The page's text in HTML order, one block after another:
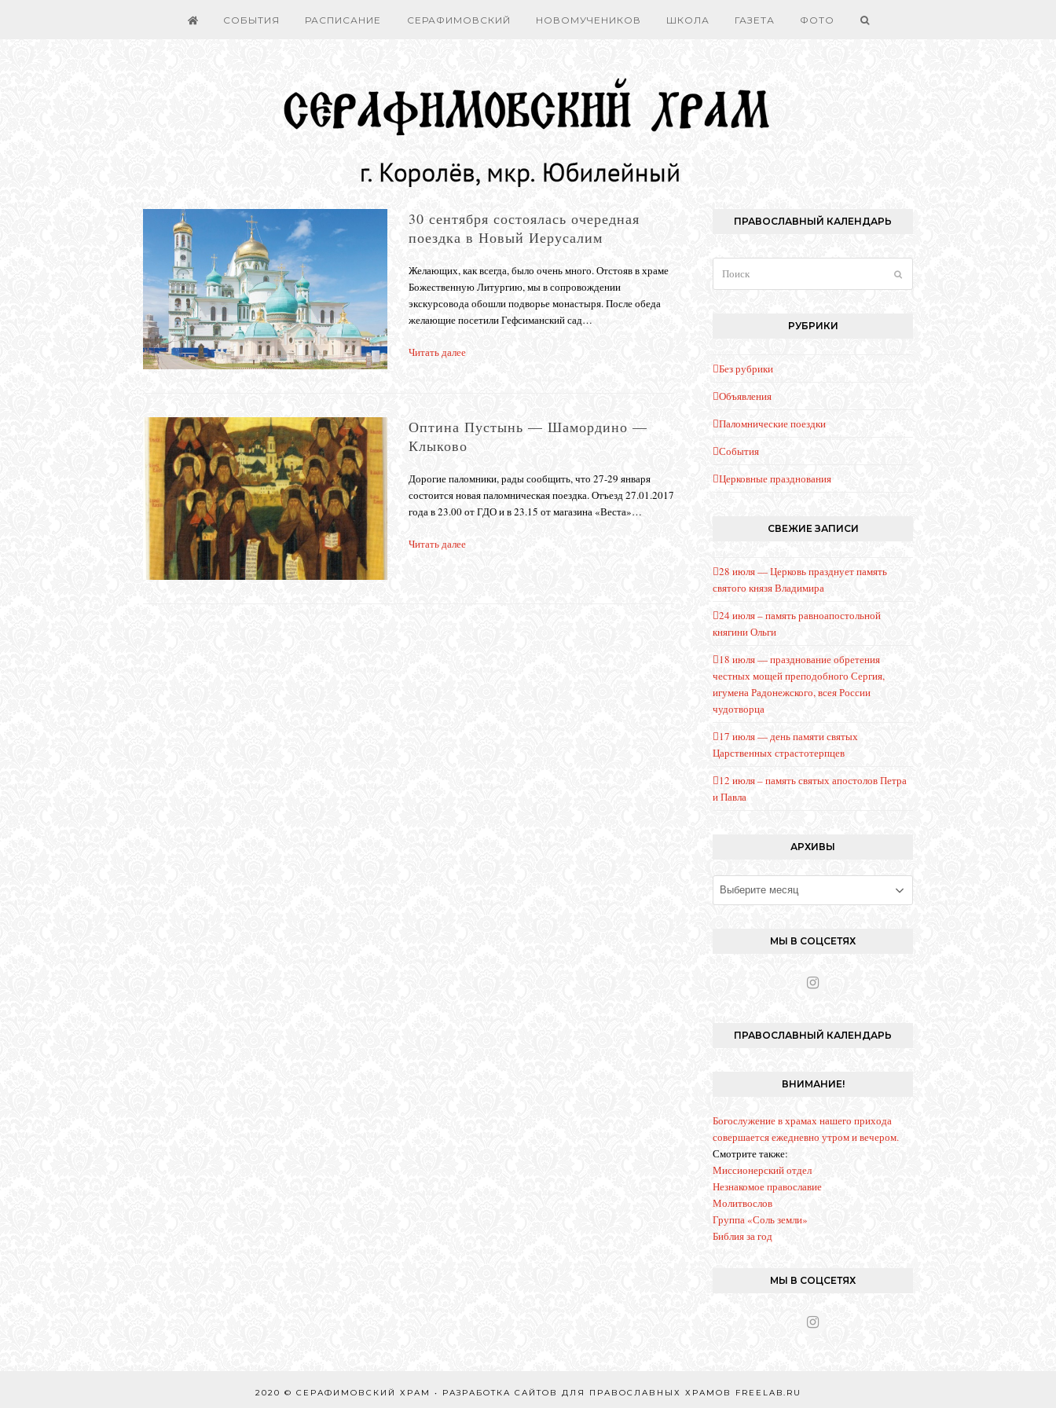
СОБЫТИЯ РАСПИСАНИЕ СЕРАФИМОВСКИЙ НОВОМУЧЕНИКОВ ШКОЛА ГАЗЕТА ФОТО
30 сентября состоялась очередная
поездка в Новый Иерусалим
Желающих, как всегда, было очень много. Отстояв в храме
Божественную Литургию, мы в сопровождении
экскурсовода обо­шли подворье монастыря. После обеда
желающие посетили Гефсиманский сад…
Читать далее
Оптина Пустынь — Шамордино —
Клыково
Дорогие паломники, рады сообщить, что 27-29 января
состоится новая паломническая поездка. Отъезд 27.01.2017
года в 23.00 от ГДО и в 23.15 от магазина «Веста»…
Читать далее
ПРАВОСЛАВНЫЙ КАЛЕНДАРЬ
РУБРИКИ
Без рубрики
Объявления
Паломнические поездки
События
Церковные празднования
СВЕЖИЕ ЗАПИСИ
28 июля — Церковь празднует память
святого князя Владимира
24 июля – память равноапостольной
княгини Ольги
18 июля — празднование обретения
честных мощей преподобного Сергия,
игумена Радонежского, всея России
чудотворца
17 июля — день памяти святых
Царственных страстотерпцев
12 июля – память святых апостолов Петра
и Павла
АРХИВЫ
Архивы
МЫ В СОЦСЕТЯХ
I
t
a
ПРАВОСЛАВНЫЙ КАЛЕНДАРЬ
ВНИМАНИЕ!
Богослужение в храмах нашего прихода
совершается ежедневно утром и вечером.
Смотрите также:
Миссионерский отдел
Незнакомое православие
Молитвослов
Группа «Соль земли»
Библия за год
МЫ В СОЦСЕТЯХ
I
2020 © СЕРАФИМОВСКИЙ ХРАМ • РАЗРАБОТКА САЙТОВ ДЛЯ ПРАВОСЛАВНЫХ ХРАМОВ FREELAB.RU